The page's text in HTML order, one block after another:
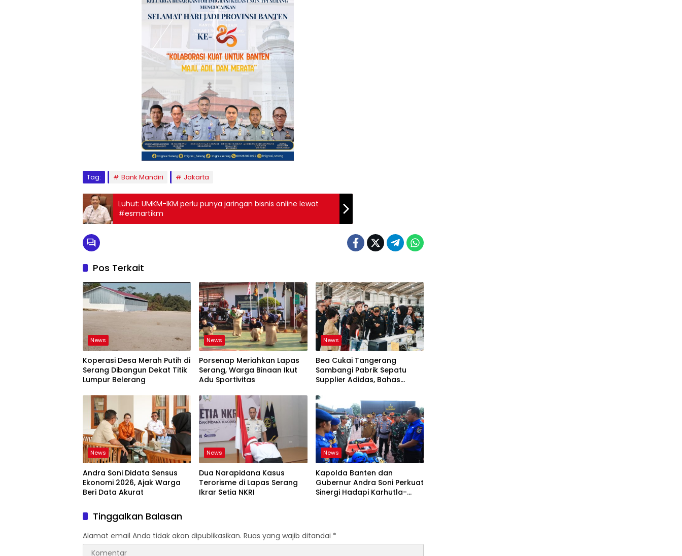
Tag: Bank Mandiri Jakarta
Luhut: UMKM-IKM perlu punya jaringan bisnis online lewat
#esmartikm
Pos Terkait
News
Koperasi Desa Merah Putih di
Serang Dibangun Dekat Titik
Lumpur Belerang
News
Porsenap Meriahkan Lapas
Serang, Warga Binaan Ikut
Adu Sportivitas
News
Bea Cukai Tangerang
Sambangi Pabrik Sepatu
Supplier Adidas, Bahas
News
Andra Soni Didata Sensus
Ekonomi 2026, Ajak Warga
Beri Data Akurat
News
Dua Narapidana Kasus
Terorisme di Lapas Serang
Ikrar Setia NKRI
News
Kapolda Banten dan
Gubernur Andra Soni Perkuat
Sinergi Hadapi Karhutla-
Tinggalkan Balasan
Alamat email Anda tidak akan dipublikasikan. Ruas yang wajib ditandai *